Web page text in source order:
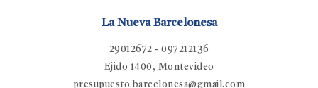
La Nueva Barcelonesa
29012672 - 097212136
Ejido 1400, Montevideo
presupuesto.barcelonesa@gmail.com